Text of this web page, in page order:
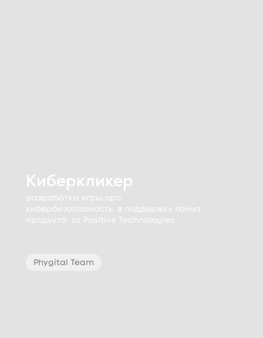
Киберкликер
разработка игры про
кибербезопасность в поддержку лонча
продукта от Positive Technologies
Phygital Team